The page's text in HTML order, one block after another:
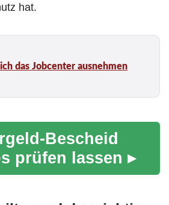
hat.
das Jobcenter ausnehmen
Bescheid
prüfen lassen ▸